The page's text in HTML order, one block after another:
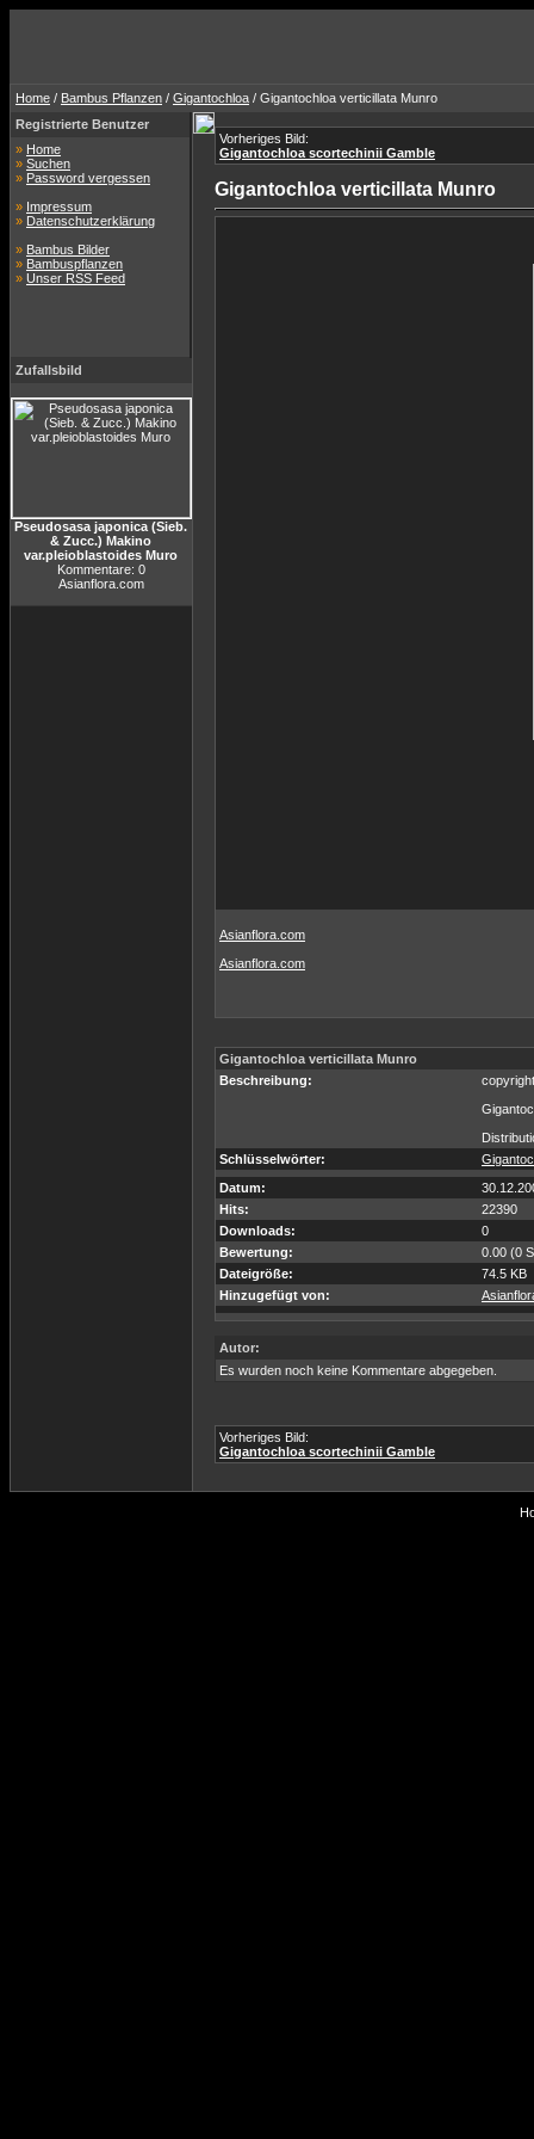
Home / Bambus Pflanzen / Gigantochloa / Gigantochloa verticillata Munro
Registrierte Benutzer
» Home
» Suchen
» Password vergessen
» Impressum
» Datenschutzerklärung
» Bambus Bilder
» Bambuspflanzen
» Unser RSS Feed
Zufallsbild
Pseudosasa japonica (Sieb.
& Zucc.) Makino
var.pleioblastoides Muro
Kommentare: 0
Asianflora.com
Vorheriges Bild:
Gigantochloa scortechinii Gamble
Gigantochloa verticillata Munro
Asianflora.com
Asianflora.com
Gigantochloa verticillata Munro
Beschreibung:
Schlüsselwörter:
Datum:
Hits:
22390
Downloads:
0
Bewertung:
0.00 (0
Dateigröße:
74.5 KB
Hinzugefügt von:
Autor:
Es wurden noch keine Kommentare abgegeben.
Vorheriges Bild:
Gigantochloa scortechinii Gamble